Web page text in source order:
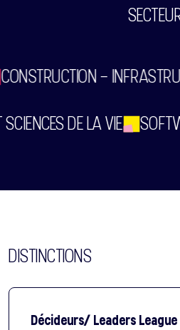
CONSTRUCTION -
DE LA VIE
DISTINCTIONS
Décideurs/ Leaders League